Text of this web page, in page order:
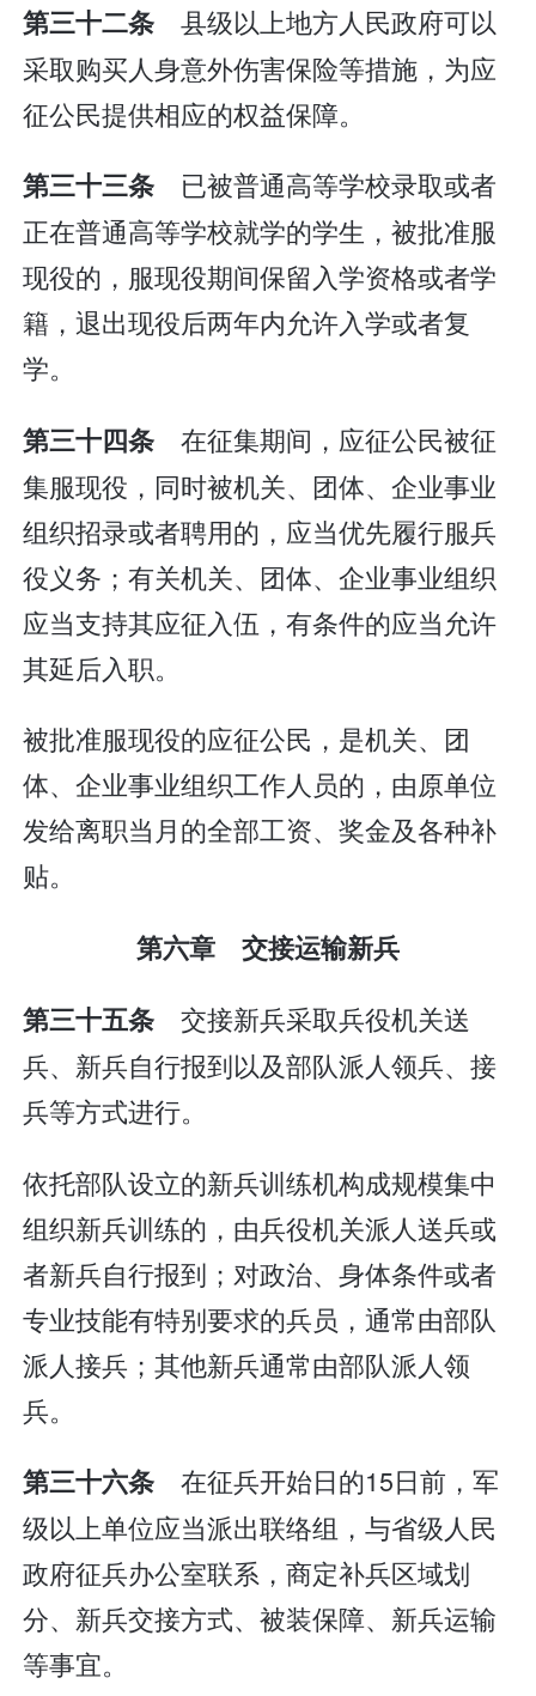
第三十二条 县级以上地方人民政府可以
采取购买人身意外伤害保险等措施，为应
征公民提供相应的权益保障。
第三十三条 已被普通高等学校录取或者
正在普通高等学校就学的学生，被批准服
现役的，服现役期间保留入学资格或者学
籍，退出现役后两年内允许入学或者复
学。
第三十四条 在征集期间，应征公民被征
集服现役，同时被机关、团体、企业事业
组织招录或者聘用的，应当优先履行服兵
役义务；有关机关、团体、企业事业组织
应当支持其应征入伍，有条件的应当允许
其延后入职。
被批准服现役的应征公民，是机关、团
体、企业事业组织工作人员的，由原单位
发给离职当月的全部工资、奖金及各种补
贴。
第六章 交接运输新兵
第三十五条 交接新兵采取兵役机关送
兵、新兵自行报到以及部队派人领兵、接
兵等方式进行。
依托部队设立的新兵训练机构成规模集中
组织新兵训练的，由兵役机关派人送兵或
者新兵自行报到；对政治、身体条件或者
专业技能有特别要求的兵员，通常由部队
派人接兵；其他新兵通常由部队派人领
兵。
第三十六条 在征兵开始日的15日前，军
级以上单位应当派出联络组，与省级人民
政府征兵办公室联系，商定补兵区域划
分、新兵交接方式、被装保障、新兵运输
等事宜。